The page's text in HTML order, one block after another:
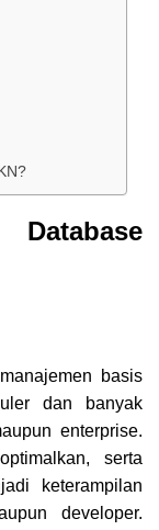
basis
dan banyak
enterprise.
serta
keterampilan
developer.